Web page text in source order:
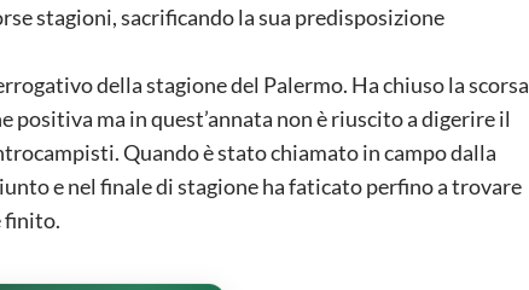
stagioni, sacrificando la sua predisposizione
della stagione del Palermo. Ha chiuso la scorsa
positiva ma in quest’annata non è riuscito a digerire il
Quando è stato chiamato in campo dalla
e nel finale di stagione ha faticato perfino a trovare
finito.